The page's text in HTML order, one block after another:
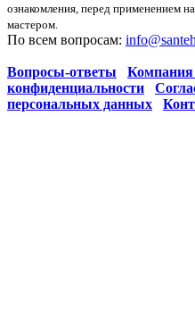
ознакомления, перед применением
мастером.
По всем вопросам:
Вопросы-ответы
конфиденциальности
персональных данных